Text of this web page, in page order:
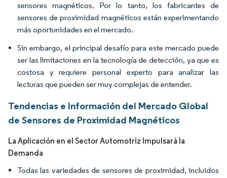
sensores magnéticos. Por lo tanto, los fabricantes de
sensores de proximidad magnéticos están experimentando
más oportunidades en el mercado.
Sin embargo, el principal desafío para este mercado puede
ser las limitaciones en la tecnología de detección, ya que es
costosa y requiere personal experto para analizar las
lecturas que pueden ser muy complejas de entender.
Tendencias e Información del Mercado Global
de Sensores de Proximidad Magnéticos
La Aplicación en el Sector Automotriz Impulsará la
Demanda
Todas las variedades de sensores de proximidad, incluidos